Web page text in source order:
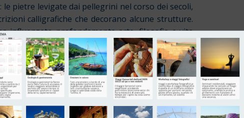
pietre levigate dai pellegrini nel corso dei secoli,
calligrafiche che decorano alcune strutture.
influenzato profondamente arte, filosofia e vita
i patrimoni mondiali insieme alla vicinaGrotta di
pratica religiosa, mentre Seokguram, con il suo
la Corea del periodo Silla immaginava l’armonia